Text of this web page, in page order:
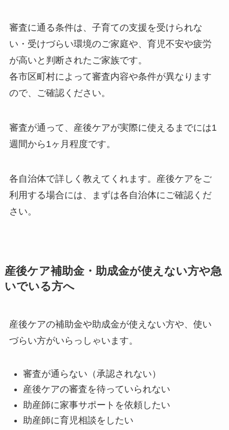
審査に通る条件は、子育ての支援を受けられな
い・受けづらい環境のご家庭や、育児不安や疲労
が高いと判断されたご家族です。
各市区町村によって審査内容や条件が異なります
ので、ご確認ください。
審査が通って、産後ケアが実際に使えるまでには1
週間から1ヶ月程度です。
各自治体で詳しく教えてくれます。産後ケアをご
利用する場合には、まずは各自治体にご確認くだ
さい。
産後ケア補助金・助成金が使えない方や急
いでいる方へ
産後ケアの補助金や助成金が使えない方や、使い
づらい方がいらっしゃいます。
審査が通らない（承認されない）
産後ケアの審査を待っていられない
助産師に家事サポートを依頼したい
助産師に育児相談をしたい